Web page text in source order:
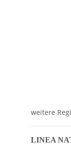
weitere
LINEA